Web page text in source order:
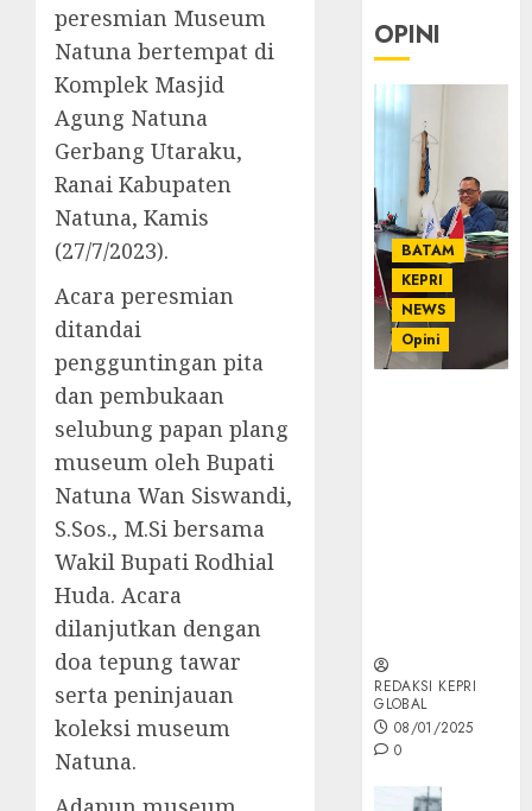
peresmian Museum
Natuna bertempat di
Komplek Masjid
Agung Natuna
Gerbang Utaraku,
Ranai Kabupaten
Natuna, Kamis
(27/7/2023).
Acara peresmian
ditandai
pengguntingan pita
dan pembukaan
selubung papan plang
museum oleh Bupati
Natuna Wan Siswandi,
S.Sos., M.Si bersama
Wakil Bupati Rodhial
Huda. Acara
dilanjutkan dengan
doa tepung tawar
serta peninjauan
koleksi museum
Natuna.
OPINI
BATAM
KEPRI
NEWS
Opini
REDAKSI KEPRI
GLOBAL
08/01/2025
0